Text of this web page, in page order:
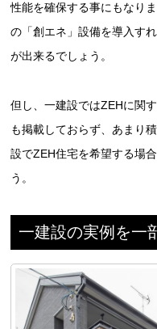
性能を確保する事にもなり
の「創エネ」設備を導入す
が出来るでしょう。
但し、一建設ではZEHに関
も掲載しておらず、あまり
設でZEH住宅を希望する場
う。
一建設の実例を一